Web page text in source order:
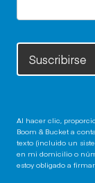
Suscribirse
Al hacer clic,
Boom & Bucket a
texto (incluido un
en mi domicilio o
estoy obligado a